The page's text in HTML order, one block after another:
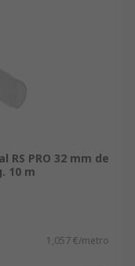
PRO 32 mm de
10 m
1,057 €/metro